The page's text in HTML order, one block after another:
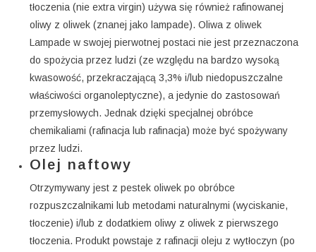
tłoczenia (nie extra virgin) używa się również rafinowanej
oliwy z oliwek (znanej jako lampade). Oliwa z oliwek
Lampade w swojej pierwotnej postaci nie jest przeznaczona
do spożycia przez ludzi (ze względu na bardzo wysoką
kwasowość, przekraczającą 3,3% i/lub niedopuszczalne
właściwości organoleptyczne), a jedynie do zastosowań
przemysłowych. Jednak dzięki specjalnej obróbce
chemikaliami (rafinacja lub rafinacja) może być spożywany
przez ludzi.
Olej naftowy
Otrzymywany jest z pestek oliwek po obróbce
rozpuszczalnikami lub metodami naturalnymi (wyciskanie,
tłoczenie) i/lub z dodatkiem oliwy z oliwek z pierwszego
tłoczenia. Produkt powstaje z rafinacji oleju z wytłoczyn (po